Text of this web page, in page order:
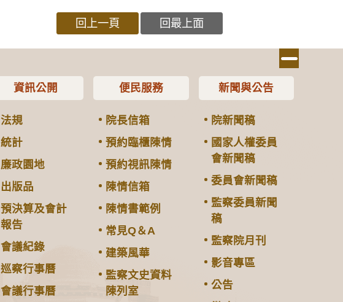
回上一頁 回最上面
資訊公開
法規
統計
廉政園地
出版品
預決算及會計
報告
會議紀錄
巡察行事曆
會議行事曆
便民服務
院長信箱
預約臨櫃陳情
預約視訊陳情
陳情信箱
陳情書範例
常見Q＆A
建築風華
監察文史資料
陳列室
新聞與公告
院新聞稿
國家人權委員
會新聞稿
委員會新聞稿
監察委員新聞
稿
監察院月刊
影音專區
公告